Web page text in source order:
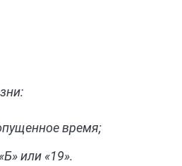
время;
или «19».